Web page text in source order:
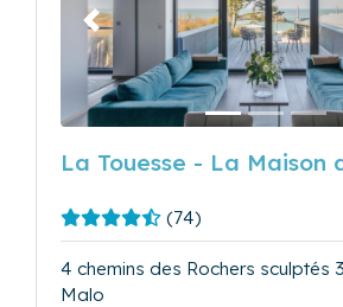
Précédent
La Touesse - La Maison
(74)
4 chemins des Rochers sculptés
Malo